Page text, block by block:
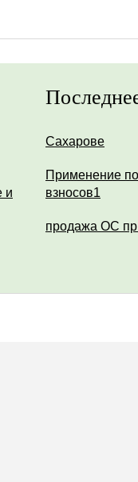
и
Сахарове
Применение
взносов1
продажа ОС